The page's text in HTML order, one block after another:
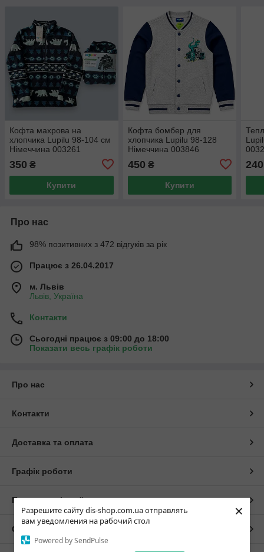
Разрешите сайту dis-shop.com.ua отправлять
вам уведомления на рабочий стол
Powered by SendPulse
×
Кофта махрова на
хлопчика Lupilu 98-104 см
Німеччина 003261
350 ₴
Купити
Кофта бомбер для
хлопчика Lupilu 98-128
Німеччина 003846
450 ₴
Купити
240
Про нас
98% позитивних з 472 відгуків за рік
Працює з 26.04.2017
м. Львів
Львів, Україна
Контакти
Сьогодні працює з 09:00 до 18:00
Показати весь графік роботи
Про нас
Контакти
Доставка та оплата
Графік роботи
Повна версія сайту
Сайт створено на маркетплейсі